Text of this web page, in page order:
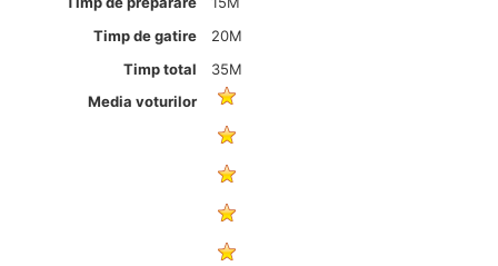
Timp de gatire
20M
Timp total
35M
Media voturilor